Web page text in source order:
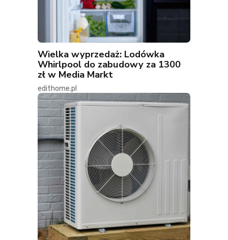
Wielka wyprzedaż: Lodówka
Whirlpool do zabudowy za 1300
zł w Media Markt
edithome.pl